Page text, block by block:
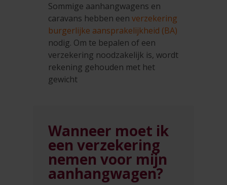
Sommige aanhangwagens en
caravans hebben een verzekering
burgerlijke aansprakelijkheid (BA)
nodig. Om te bepalen of een
verzekering noodzakelijk is, wordt
rekening gehouden met het
gewicht
Wanneer moet ik
een verzekering
nemen voor mijn
aanhangwagen?